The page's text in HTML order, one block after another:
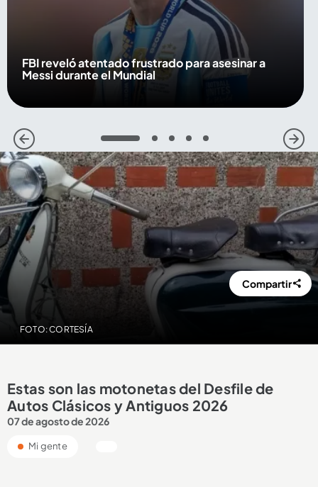
FBI reveló atentado frustrado para asesinar a
Messi durante el Mundial
1 2 3 4 5
FOTO: CORTESÍA
Compartir
Estas son las motonetas del Desfile de
Autos Clásicos y Antiguos 2026
07 de agosto de 2026
Mi gente